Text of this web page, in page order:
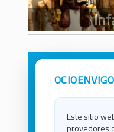
OCIOENVIGO
Este sitio
provedores
Avisos Legales
Política de